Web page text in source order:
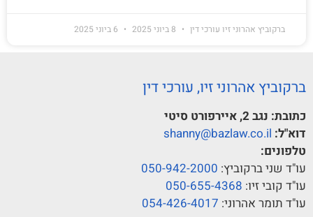
ברקוביץ אהרוני זיו עורכי דין
ברקוביץ אהרוני זיו, עורכי דין
כתובת: נגב 2, איירפורט סיטי
דוא"ל: shanny@bazlaw.co.il
טלפונים:
עו"ד שני ברקוביץ: 050-942-2000
עו"ד קובי זיו: 050-655-4368
עו"ד תומר אהרוני: 054-426-4017